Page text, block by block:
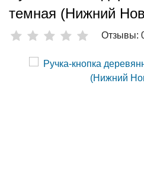
темная (Нижний
Отзывы: